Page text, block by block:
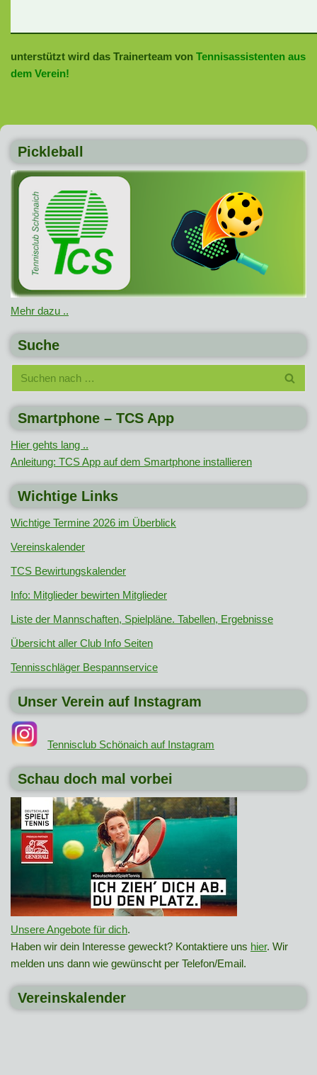
unterstützt wird das Trainerteam von Tennisassistenten aus
dem Verein!
Pickleball
Mehr dazu ..
Suche
Smartphone – TCS App
Hier gehts lang ..
Anleitung: TCS App auf dem Smartphone installieren
Wichtige Links
Wichtige Termine 2026 im Überblick
Vereinskalender
TCS Bewirtungskalender
Info: Mitglieder bewirten Mitglieder
Liste der Mannschaften, Spielpläne. Tabellen, Ergebnisse
Übersicht aller Club Info Seiten
Tennisschläger Bespannservice
Unser Verein auf Instagram
Tennisclub Schönaich auf Instagram
Schau doch mal vorbei
Unsere Angebote für dich.
Haben wir dein Interesse geweckt? Kontaktiere uns hier. Wir
melden uns dann wie gewünscht per Telefon/Email.
Vereinskalender